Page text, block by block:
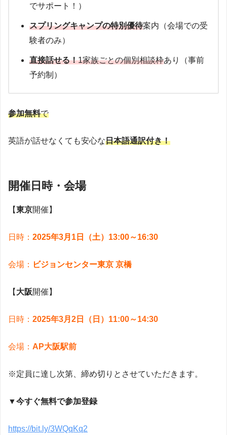
でサポート！）
スプリングキャンプの特別優待案内（会場での受
験者のみ）
直接話せる！1家族ごとの個別相談枠あり（事前
予約制）
参加無料で
英語が話せなくても安心な日本語通訳付き！
開催日時・会場
【東京開催】
日時： 2025年3月1日（土）13:00～16:30
会場： ビジョンセンター東京 京橋
【 大阪開催】
日時： 2025年3月2日（日）11:00～14:30
会場： AP大阪駅前
※定員に達し次第、締め切りとさせていただきます。
▼今すぐ無料で参加登録
https://bit.ly/3WQqKq2